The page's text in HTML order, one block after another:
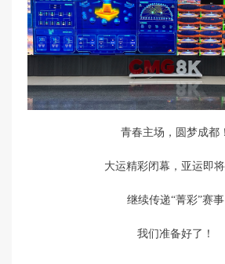
青春主场，圆梦成都！
大运精彩闭幕，亚运即
继续传递“菁彩”赛事
我们准备好了！